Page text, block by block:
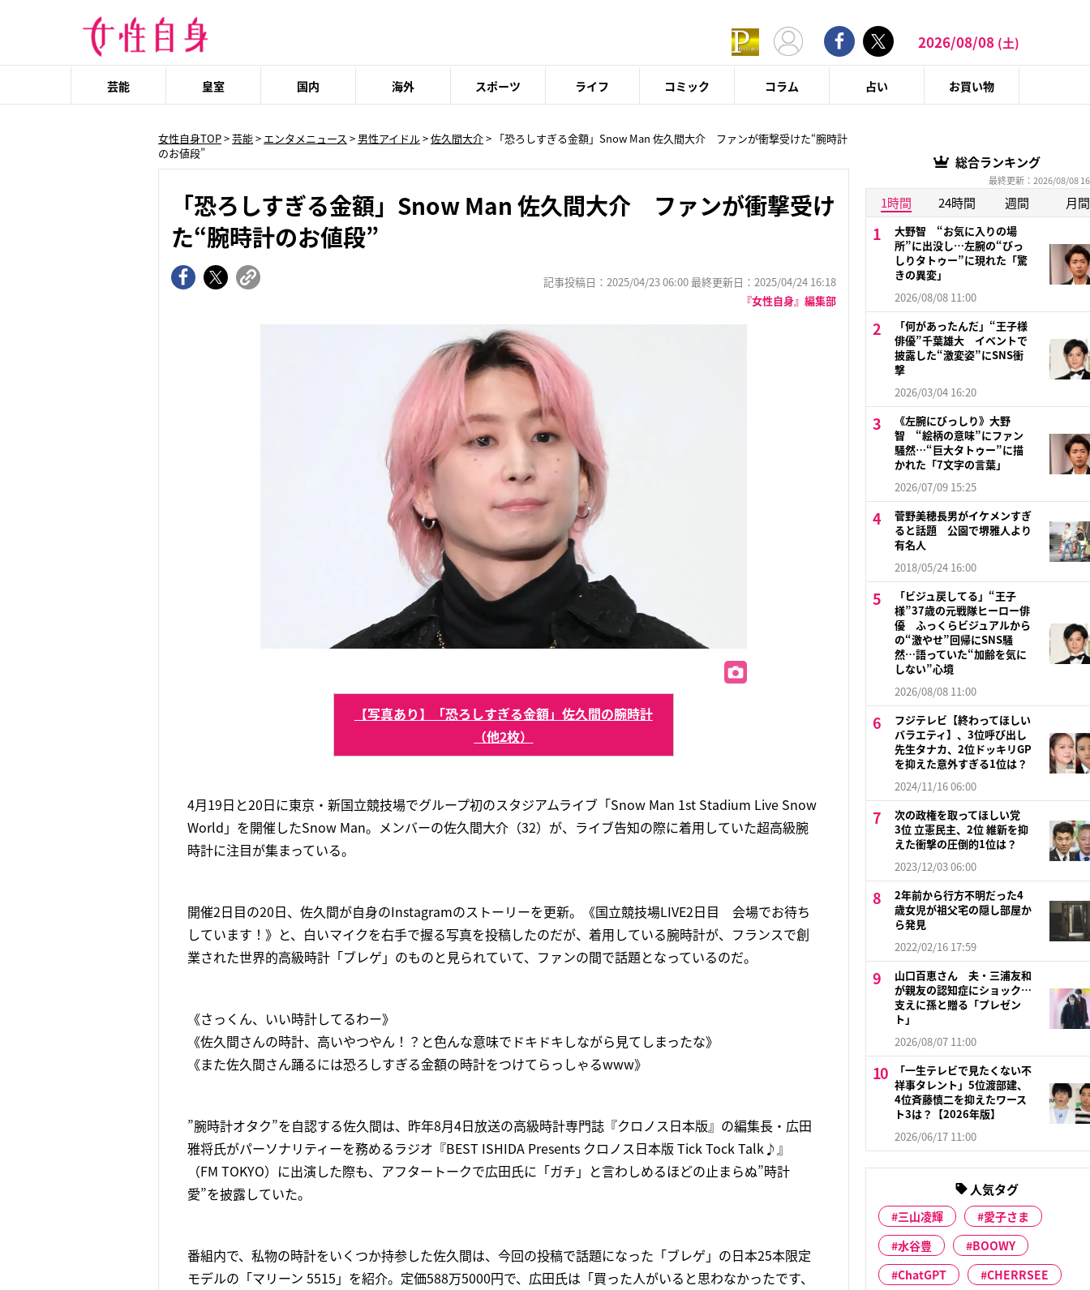
2026/08/08 (土)
芸能 皇室 国内 海外 スポーツ ライフ コミック コラム 占い お買い物
女性自身TOP>芸能> エンタメニュース > 男性アイドル>佐久間大介> 「恐ろしすぎる金額」Snow Man 佐久間大介 ファンが衝撃受けた“腕時計
のお値段”
「恐ろしすぎる金額」Snow Man 佐久間大介 ファンが衝撃受け
た“腕時計のお値段”
記事投稿日：2025/04/23 06:00 最終更新日：2025/04/24 16:18
『女性自身』編集部
【写真あり】「恐ろしすぎる金額」佐久間の腕時計
（他2枚）
4月19日と20日に東京・新国立競技場でグループ初のスタジアムライブ「Snow Man 1st Stadium Live Snow
World」を開催したSnow Man。メンバーの佐久間大介（32）が、ライブ告知の際に着用していた超高級腕
時計に注目が集まっている。
開催2日目の20日、佐久間が自身のInstagramのストーリーを更新。《国立競技場LIVE2日目 会場でお待ち
しています！》と、白いマイクを右手で握る写真を投稿したのだが、着用している腕時計が、フランスで創
業された世界的高級時計「ブレゲ」のものと見られていて、ファンの間で話題となっているのだ。
《さっくん、いい時計してるわー》
《佐久間さんの時計、高いやつやん！？と色んな意味でドキドキしながら見てしまったな》
《また佐久間さん踊るには恐ろしすぎる金額の時計をつけてらっしゃるwww》
”腕時計オタク”を自認する佐久間は、昨年8月4日放送の高級時計専門誌『クロノス日本版』の編集長・広田
雅将氏がパーソナリティーを務めるラジオ『BEST ISHIDA Presents クロノス日本版 Tick Tock Talk♪』
（FM TOKYO）に出演した際も、アフタートークで広田氏に「ガチ」と言わしめるほどの止まらぬ”時計
愛”を披露していた。
番組内で、私物の時計をいくつか持参した佐久間は、今回の投稿で話題になった「ブレゲ」の日本25本限定
モデルの「マリーン 5515」を紹介。定価588万5000円で、広田氏は「買った人がいると思わなかったです、
総合ランキング
最終更新：2026/08/08
1時間 24時間 週間 月間
大野智 “お気に入りの場
所”に出没し…左腕の“びっ
しりタトゥー”に現れた「驚
きの異変」
2026/08/08 11:00
「何があったんだ」“王子様
俳優”千葉雄大 イベントで
披露した“激変姿”にSNS衝
撃
2026/03/04 16:20
《左腕にびっしり》大野
智 “絵柄の意味”にファン
騒然…“巨大タトゥー”に描
かれた「7文字の言葉」
2026/07/09 15:25
菅野美穂長男がイケメンすぎ
ると話題 公園で堺雅人より
有名人
2018/05/24 16:00
「ビジュ戻してる」“王子
様”37歳の元戦隊ヒーロー俳
優 ふっくらビジュアルから
の“激やせ”回帰にSNS騒
然…語っていた“加齢を気に
しない”心境
2026/08/08 11:00
フジテレビ【終わってほしい
バラエティ】、3位呼び出し
先生タナカ、2位ドッキリGP
を抑えた意外すぎる1位は？
2024/11/16 06:00
次の政権を取ってほしい党
3位 立憲民主、2位 維新を抑
えた衝撃の圧倒的1位は？
2023/12/03 06:00
2年前から行方不明だった4
歳女児が祖父宅の隠し部屋か
ら発見
2022/02/16 17:59
山口百恵さん 夫・三浦友和
が親友の認知症にショック…
支えに孫と贈る「プレゼン
ト」
2026/08/07 11:00
「一生テレビで見たくない不
祥事タレント」5位渡部建、
4位斉藤慎二を抑えたワース
ト3は？【2026年版】
2026/06/17 11:00
人気タグ
三山凌輝
愛子さま
水谷豊
BOOWY
ChatGPT
CHERRSEE